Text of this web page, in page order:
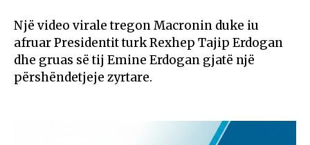
Një video virale tregon Macronin duke iu
afruar Presidentit turk Rexhep Tajip Erdogan
dhe gruas së tij Emine Erdogan gjatë një
përshëndetjeje zyrtare.